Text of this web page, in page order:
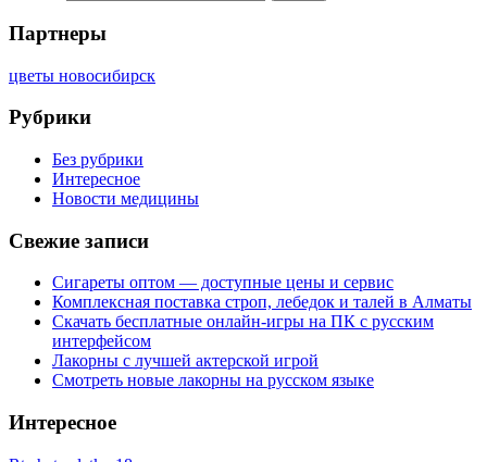
Партнеры
цветы новосибирск
Рубрики
Без рубрики
Интересное
Новости медицины
Свежие записи
Сигареты оптом — доступные цены и сервис
Комплексная поставка строп, лебедок и талей в Алматы
Скачать бесплатные онлайн-игры на ПК с русским
интерфейсом
Лакорны с лучшей актерской игрой
Смотреть новые лакорны на русском языке
Интересное